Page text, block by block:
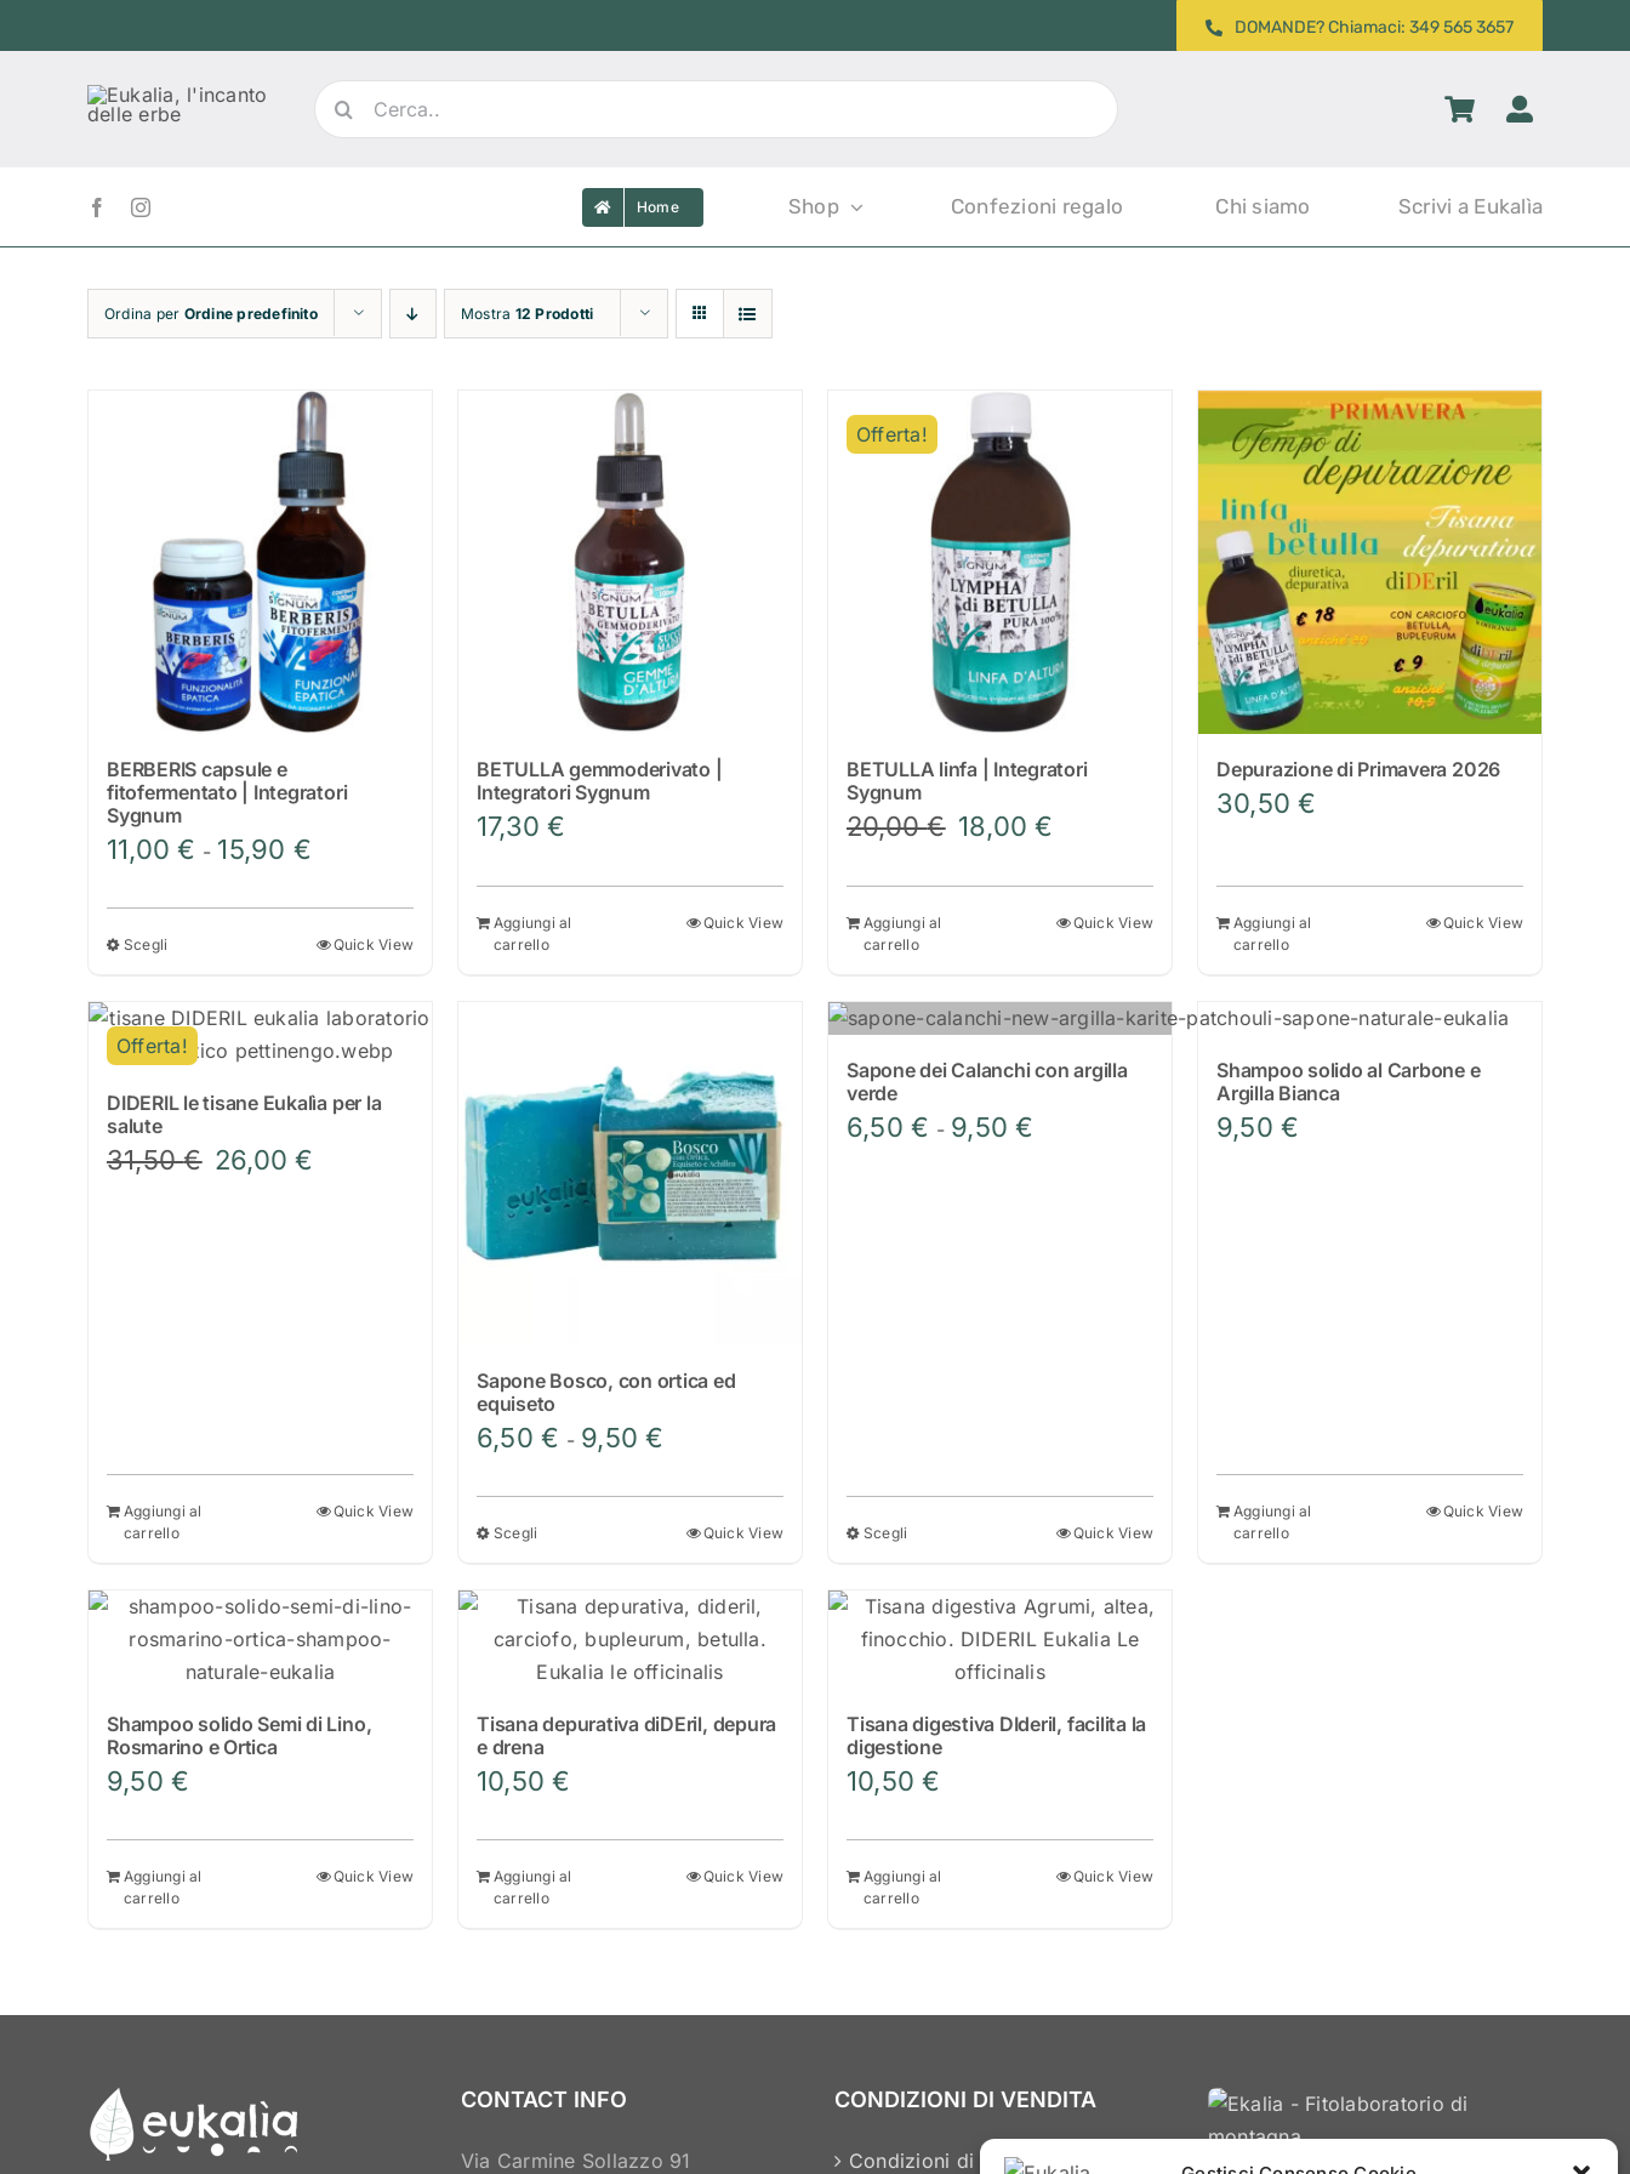
al
contenuto
DOMANDE? Chiamaci: 349 565 3657
Cerca
per:
Home Shop Confezioni regalo Chi siamo Scrivi a Eukalìa
Ordina per Ordine predefinito Mostra 12 Prodotti
BERBERIS capsule e
fitofermentato | Integratori
Sygnum
11,00€ - 15,90 €
prezzo:
da
15,90 €
Scegli
ha
più
Le
opzioni
possono
Quick View
BETULLA gemmoderivato |
Integratori Sygnum
17,30€
Aggiungi al
carrello
Quick View
Offerta!
BETULLA linfa | Integratori
Sygnum
20,00€ Il
originale
18,00€
attuale
è:
Aggiungi al
carrello
Quick View
Depurazione di Primavera 2026
30,50€
Aggiungi al
carrello
Quick View
Offerta!
DIDERIL le tisane Eukalìa per la
salute
31,50€ Il
26,00€
Aggiungi al
carrello
Quick View
Sapone Bosco, con ortica ed
equiseto
6,50€ - 9,50€
prezzo:
da
9,50 €
Scegli
ha
più
varianti.
opzioni
possono
essere
nella
pagina
Quick View
Sapone dei Calanchi con argilla
verde
6,50€ - 9,50€
Scegli
ha
più
varianti.
opzioni
possono
essere
nella
pagina
Quick View
Shampoo solido al Carbone e
Argilla Bianca
9,50€
Aggiungi al
carrello
Quick View
Shampoo solido Semi di Lino,
Rosmarino e Ortica
9,50€
Aggiungi al
carrello
Quick View
Tisana depurativa diDEril, depura
e drena
10,50€
Aggiungi al
carrello
Quick View
Tisana digestiva DIderil, facilita la
digestione
10,50€
Aggiungi al
carrello
Quick View
CONTACT INFO
Via Carmine Sollazzo 91
CONDIZIONI DI VENDITA
Condizioni di vendita